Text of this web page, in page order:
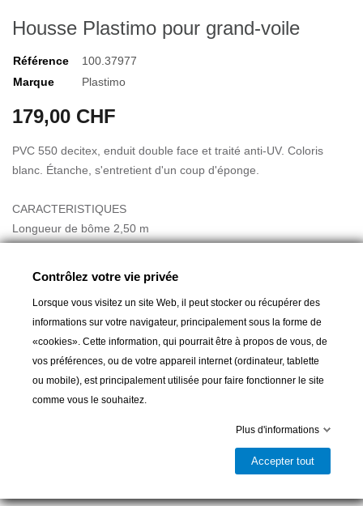
Housse Plastimo pour grand-voile
Référence
100.37977
Marque
Plastimo
179,00 CHF
PVC 550 decitex, enduit double face et traité anti-UV. Coloris
blanc. Étanche, s'entretient d'un coup d'éponge.
CARACTERISTIQUES
Longueur de bôme 2,50 m
Fermeture sous bôme par sandow et crochets plastique.
Livrée avec sac de rangement 100 % polyester, fermeture par
garcette.
Poids : 350 g/m2.
Coutures polyester communes aux 2 versions. OEillets inox, zip
qualité marine.
Lire la suite
A partir de :179,00 CHF
Contrôlez votre vie privée
Lorsque vous visitez un site Web, il peut stocker ou récupérer des
informations sur votre navigateur, principalement sous la forme de
«cookies». Cette information, qui pourrait être à propos de vous, de
vos préférences, ou de votre appareil internet (ordinateur, tablette
ou mobile), est principalement utilisée pour faire fonctionner le site
comme vous le souhaitez.
Plus d'informations
Accepter tout